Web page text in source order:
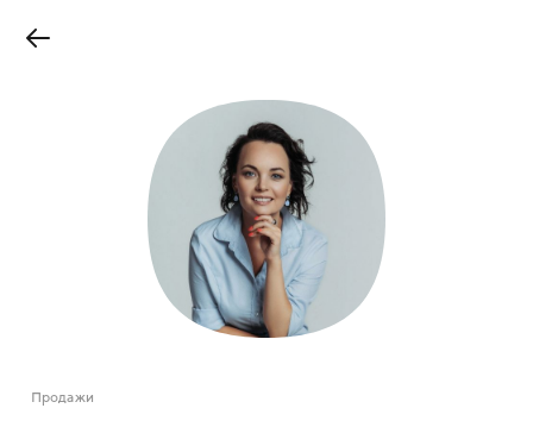
Продажи